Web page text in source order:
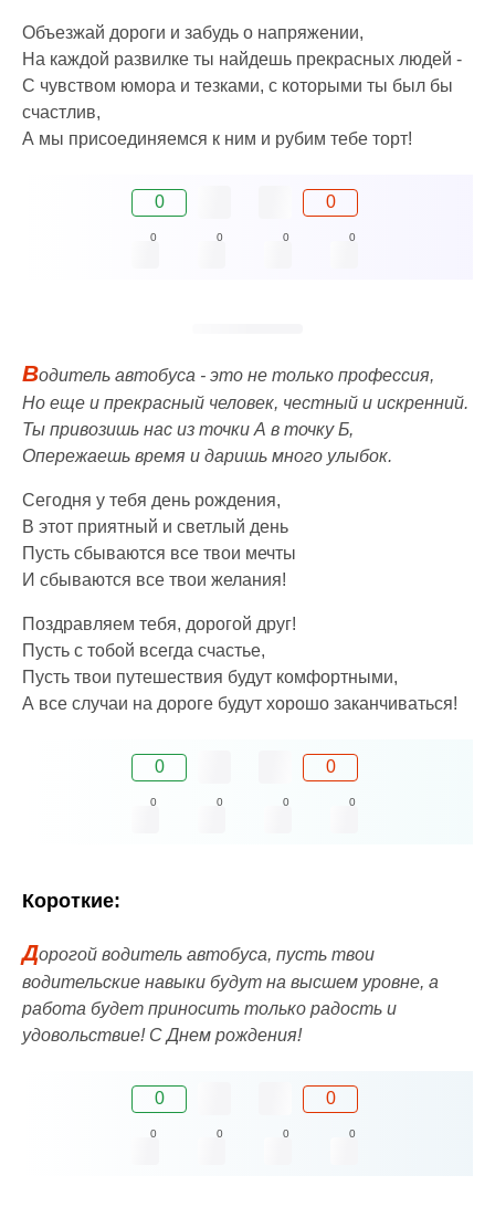
Объезжай дороги и забудь о напряжении,
На каждой развилке ты найдешь прекрасных людей -
С чувством юмора и тезками, с которыми ты был бы
счастлив,
А мы присоединяемся к ним и рубим тебе торт!
0 0
0 0 0 0
Водитель автобуса - это не только профессия,
Но еще и прекрасный человек, честный и искренний.
Ты привозишь нас из точки А в точку Б,
Опережаешь время и даришь много улыбок.
Сегодня у тебя день рождения,
В этот приятный и светлый день
Пусть сбываются все твои мечты
И сбываются все твои желания!
Поздравляем тебя, дорогой друг!
Пусть с тобой всегда счастье,
Пусть твои путешествия будут комфортными,
А все случаи на дороге будут хорошо заканчиваться!
0 0
0 0 0 0
Короткие:
Дорогой водитель автобуса, пусть твои
водительские навыки будут на высшем уровне, а
работа будет приносить только радость и
удовольствие! С Днем рождения!
0 0
0 0 0 0